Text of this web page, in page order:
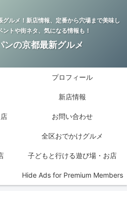
ルメ！新店情報、定番から穴場まで美味し
ントや街ネタ、気になる情報も！
ンの京都最新グルメ
プロフィール
新店情報
お問い合わせ
全区おでかけグルメ
子どもと行ける遊び場・お店
Hide Ads for Premium Members